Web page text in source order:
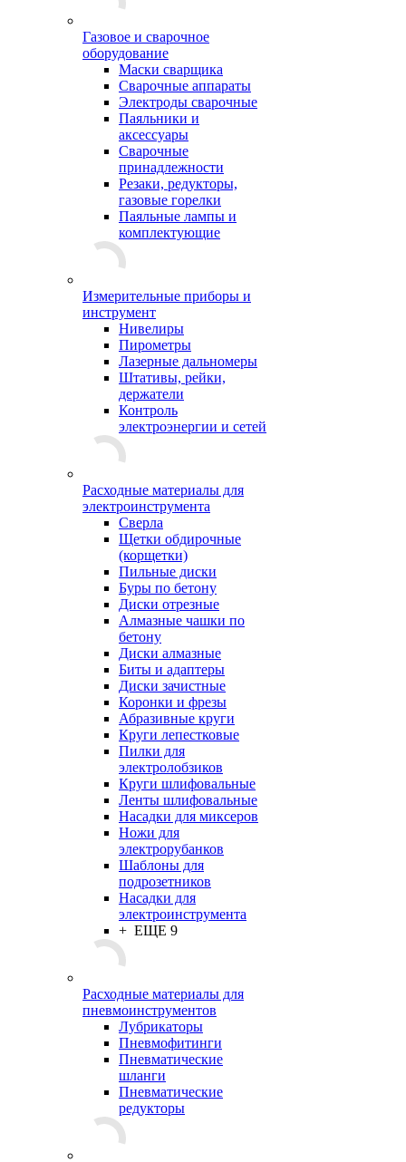
Газовое и сварочное
оборудование
Маски сварщика
Сварочные аппараты
Электроды сварочные
Паяльники и
аксессуары
Сварочные
принадлежности
Резаки, редукторы,
газовые горелки
Паяльные лампы и
комплектующие
Измерительные приборы и
инструмент
Нивелиры
Пирометры
Лазерные дальномеры
Штативы, рейки,
держатели
Контроль
электроэнергии и сетей
Расходные материалы для
электроинструмента
Сверла
Щетки обдирочные
(корщетки)
Пильные диски
Буры по бетону
Диски отрезные
Алмазные чашки по
бетону
Диски алмазные
Биты и адаптеры
Диски зачистные
Коронки и фрезы
Абразивные круги
Круги лепестковые
Пилки для
электролобзиков
Круги шлифовальные
Ленты шлифовальные
Насадки для миксеров
Ножи для
электрорубанков
Шаблоны для
подрозетников
Насадки для
электроинструмента
+ ЕЩЕ 9
Расходные материалы для
пневмоинструментов
Лубрикаторы
Пневмофитинги
Пневматические
шланги
Пневматические
редукторы